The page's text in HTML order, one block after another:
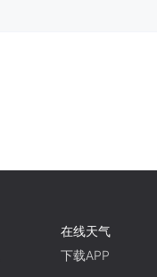
在线天气
下载APP